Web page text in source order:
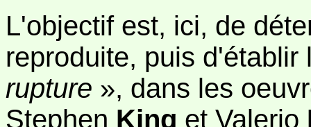
L'objectif est, ici, de
reproduite, puis
rupture », dans les
Stephen King et Valerio